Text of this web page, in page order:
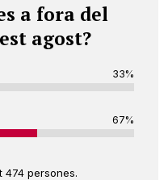
a fora del
agost?
33%
67%
474 persones.